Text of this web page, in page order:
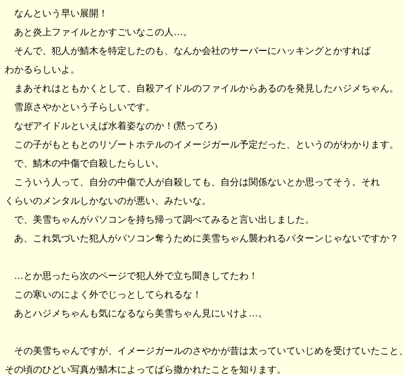
なんという早い展開！
あと炎上ファイルとかすごいなこの人…。
そんで、犯人が鯖木を特定したのも、なんか会社のサーバーにハッキングとかすれば
わかるらしいよ。
まあそれはともかくとして、自殺アイドルのファイルからあるのを発見したハジメちゃん。
雪原さやかという子らしいです。
なぜアイドルといえば水着姿なのか！(黙ってろ)
この子がもともとのリゾートホテルのイメージガール予定だった、というのがわかります。
で、鯖木の中傷で自殺したらしい。
こういう人って、自分の中傷で人が自殺しても、自分は関係ないとか思ってそう。それ
くらいのメンタルしかないのが悪い、みたいな。
で、美雪ちゃんがパソコンを持ち帰って調べてみると言い出しました。
あ、これ気づいた犯人がパソコン奪うために美雪ちゃん襲われるパターンじゃないですか？
…とか思ったら次のページで犯人外で立ち聞きしてたわ！
この寒いのによく外でじっとしてられるな！
あとハジメちゃんも気になるなら美雪ちゃん見にいけよ…。
その美雪ちゃんですが、イメージガールのさやかが昔は太っていていじめを受けていたこと、
その頃のひどい写真が鯖木によってばら撒かれたことを知ります。